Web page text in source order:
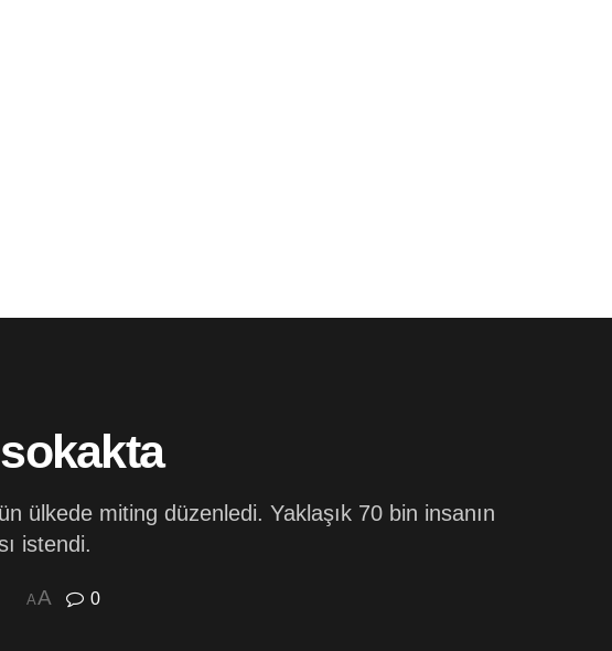
ülkede miting düzenledi. Yaklaşık 70 bin insanın
istendi.
AA 0